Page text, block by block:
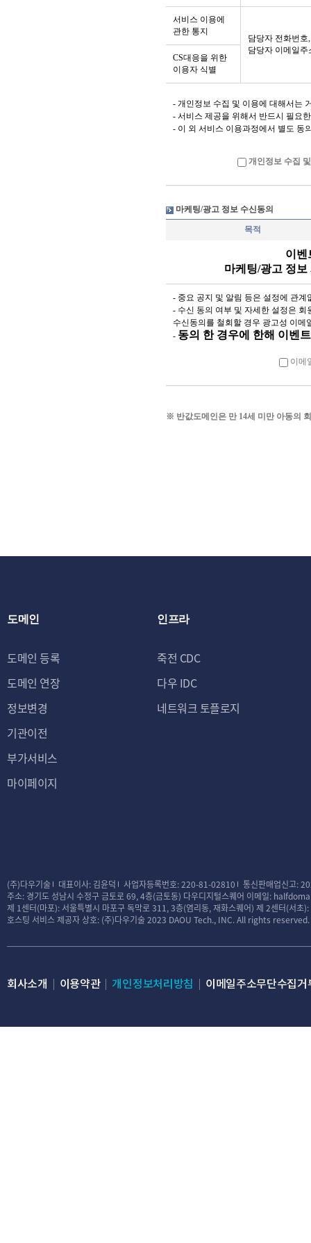
7. 아이디(ID) : 이용
가 인정한 문자와
8. 비밀번호 : 이용
보호하기 위해 이용
9. 휴면아이디 : 12
아이디
10. '포인트'는 반값
조정, 회수 할 수
제 3 조 [약관의 게
1. 회사는 이 약관
게시합니다.
법률(이하 "정보통
않는 범위에서 이
관과 함께 제1항의
자 전까지 공지합니
로그인시 동의창 등
니다.
제 2 장 이용자의
나 사후에 이용계약
① 가입신청자가 이
경우, 단 회사의 이
아니거나 타인의 명
④ 만 14세 미만의
용에 지장을 줄 것
서비스 이용에
관한 통지
담당자 전화번
담당자 이메일주
CS대응을 위한
이용자 식별
- 개인정보 수집 및 이용에 대해서는
- 서비스 제공을 위해서 반드시 필요
- 이 외 서비스 이용과정에서 별도 동
개인정보 수집
마케팅/광고 정보 수신동의
목적
이벤
마케팅/광고 정보
- 중요 공지 및 알림 등은 설정에 관계
- 수신 동의 여부 및 자세한 설정은
수신동의를 철회할 경우 광고성 이메
- 동의 한 경우에 한해 이벤
이메
※ 반값도메인은 만 14세 미만 아동의
도메인
도메인 등록
도메인 연장
정보변경
기관이전
부가서비스
마이페이지
인프라
죽전 CDC
다우 IDC
네트워크 토플로지
(주)다우기술 대표이사: 김윤덕 사업자등록번호: 220-81-02810
통신판매업신고:
주소: 경기도 성남시 수정구 금토로 69, 4층(금토동) 다우디지털스퀘어 이메일:
제 1센터(마포): 서울특별시 마포구 독막로 311, 3층(염리동, 재화스퀘어) 제 2센터(서초
호스팅 서비스 제공자 상호: (주)다우기술2023 DAOU Tech., INC. All rights reserved.
회사소개 이용약관 개인정보처리방침 이메일주소무단수집거